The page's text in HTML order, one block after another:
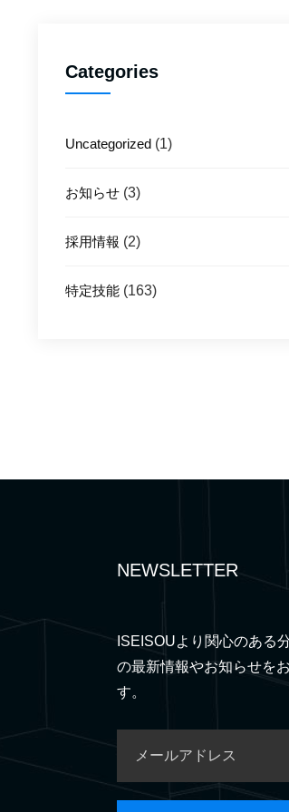
Categories
Uncategorized (1)
お知らせ (3)
採用情報 (2)
特定技能 (163)
NEWSLETTER
ISEISOUより関心のある
の最新情報やお知らせを
す。